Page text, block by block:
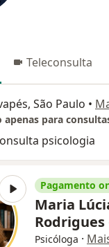
Teleconsulta
São Paulo •
para
psicologia
Pagamento
Maria
Rodrigues
Psicóloga ·